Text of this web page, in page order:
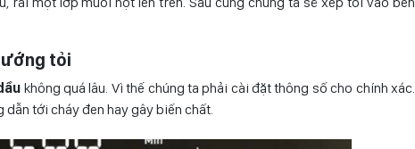
tỏi
không quá lâu. Vì thế chúng ta phải cài đặt thông số cho chính xác.
tới cháy đen hay gây biến chất.